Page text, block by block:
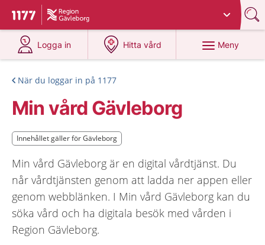
Till startsidan för 1177
Du har valt region
Logga in
på 1177.se
Hitta vård
på 1177.se
Meny
När du loggar in på 1177
Min vård Gävleborg
Innehållet gäller för Gävleborg
Innehållet gäller för Gävleborg
Min vård Gävleborg är en digital vårdtjänst. Du
når vårdtjänsten genom att ladda ner appen eller
genom webblänken. I Min vård Gävleborg kan du
söka vård och ha digitala besök med vården i
Region Gävleborg.